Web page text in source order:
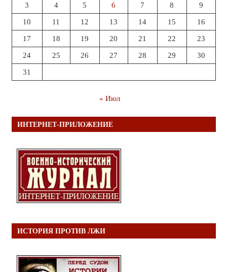
3 4 5 6 7 8 9
10 11 12 13 14 15 16
17 18 19 20 21 22 23
24 25 26 27 28 29 30
31
« Июл
ИНТЕРНЕТ-ПРИЛОЖЕНИЕ
ИСТОРИЯ ПРОТИВ ЛЖИ